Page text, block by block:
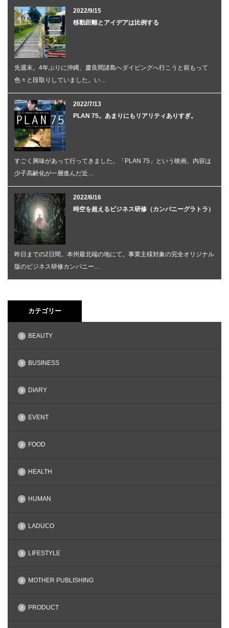
2022/9/15
移動距離とアイデアは比例する
先週末。4年ぶりに沖縄、慶良間諸島へダイビングへ行こうと前もって
色々と段取りしていました。い…
2022/7/13
PLAN 75。あまりにもリアリティありすぎ。
すごく興味があって行ってきました。「PLAN 75」という映画。内容は
少子高齢化が一層進んだ近…
2022/6/16
時空を超えるビジネス研修（カンパニーグラトラ）
昨日までの2日間。本州最北端の地にて。事業主様対象の完全オリジナル
版のビジネス研修カンパニー…
カテゴリー
BEAUTY
BUSINESS
DIARY
EVENT
FOOD
HEALTH
HUMAN
LADUCO
LIFESTYLE
MOTHER PUBLISHING
PRODUCT